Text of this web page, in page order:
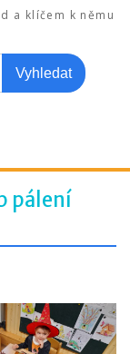
a klíčem k němu
pálení